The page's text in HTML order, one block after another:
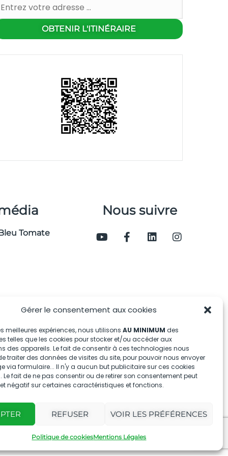
Gérer le consentement aux cookies
meilleures expériences, nous utilisons AU MINIMUM des
telles que les cookies pour stocker et/ou accéder aux
des appareils. Le fait de consentir à ces technologies nous
traiter des données de visites du site, pour pouvoir nous envoyer
via formulaire... Il n'y a aucun but publicitaire sur ces cookies
Le fait de ne pas consentir ou de retirer son consentement peut
négatif sur certaines caractéristiques et fonctions.
REFUSER VOIR LES PRÉFÉRENCES
Politique de cookiesMentions Légales
Tomate
Nous suivre